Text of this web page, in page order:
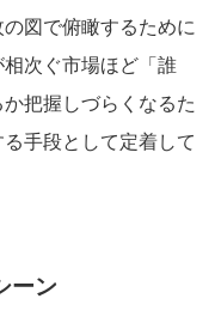
図で俯瞰するために
次ぐ市場ほど「誰
把握しづらくなるた
手段として定着して
ーン